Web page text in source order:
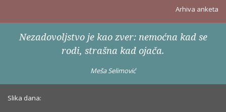
Arhiva anketa
Nezadovoljstvo je kao zver: nemoćna kad se
rodi, strašna kad ojača.
Meša Selimović
Slika dana: